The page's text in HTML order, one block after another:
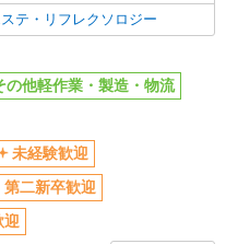
日のみ勤務OK
・分煙
通勤OK
車通勤OK
少なめ（月20h未満）
制
テ・リフレクソロジー
の他軽作業・製造・物流
未経験歓迎
第二新卒歓迎
迎